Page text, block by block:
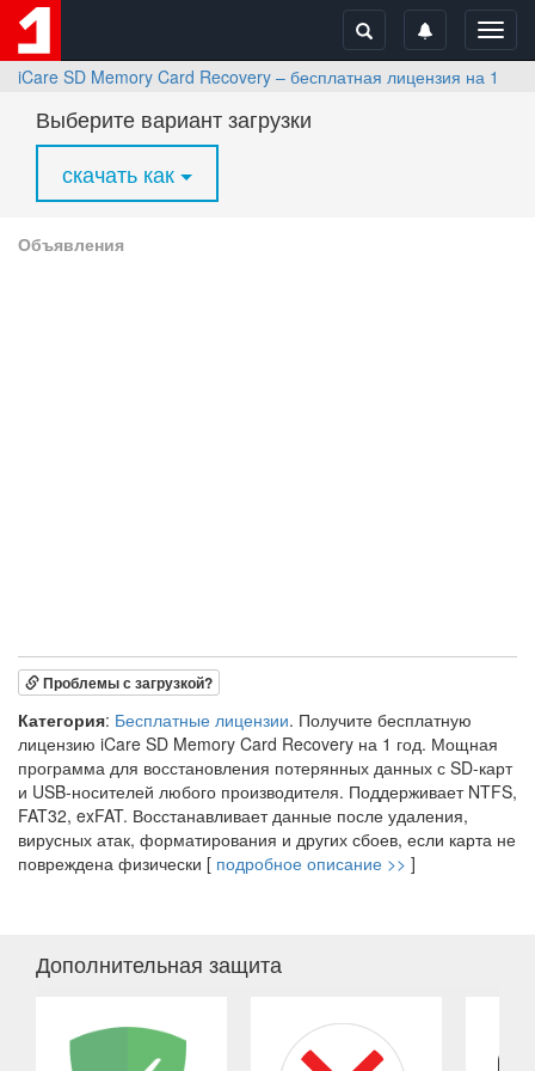
iCare SD Memory Card Recovery – бесплатная лицензия на 1 год
Выберите вариант загрузки
скачать как
Объявления
Проблемы с загрузкой?
Категория: Бесплатные лицензии. Получите бесплатную
лицензию iCare SD Memory Card Recovery на 1 год. Мощная
программа для восстановления потерянных данных с SD-карт
и USB-носителей любого производителя. Поддерживает NTFS,
FAT32, exFAT. Восстанавливает данные после удаления,
вирусных атак, форматирования и других сбоев, если карта не
повреждена физически [ подробное описание >> ]
Дополнительная защита